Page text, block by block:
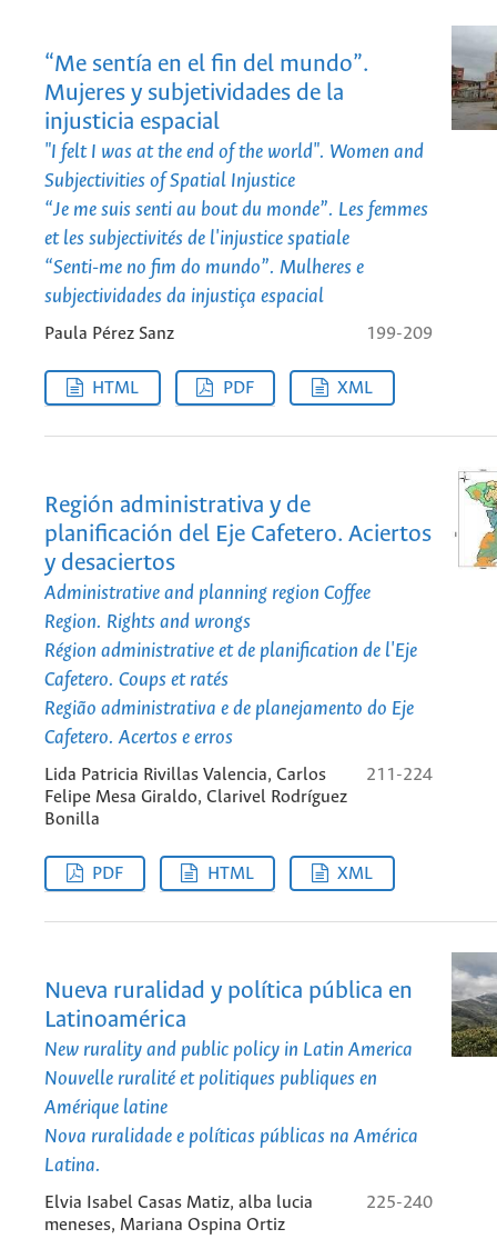
“Me sentía en el fin del mundo”.
Mujeres y subjetividades de la
injusticia espacial
"I felt I was at the end of the world". Women and
Subjectivities of Spatial Injustice
“Je me suis senti au bout du monde”. Les femmes
et les subjectivités de l'injustice spatiale
“Senti-me no fim do mundo”. Mulheres e
subjectividades da injustiça espacial
Paula Pérez Sanz 199-209
HTML PDF XML
Región administrativa y de
planificación del Eje Cafetero. Aciertos
y desaciertos
Administrative and planning region Coffee
Region. Rights and wrongs
Région administrative et de planification de l'Eje
Cafetero. Coups et ratés
Região administrativa e de planejamento do Eje
Cafetero. Acertos e erros
Lida Patricia Rivillas Valencia, Carlos
Felipe Mesa Giraldo, Clarivel Rodríguez
Bonilla
211-224
PDF HTML XML
Nueva ruralidad y política pública en
Latinoamérica
New rurality and public policy in Latin America
Nouvelle ruralité et politiques publiques en
Amérique latine
Nova ruralidade e políticas públicas na América
Latina.
Elvia Isabel Casas Matiz, alba lucia
meneses, Mariana Ospina Ortiz
225-240